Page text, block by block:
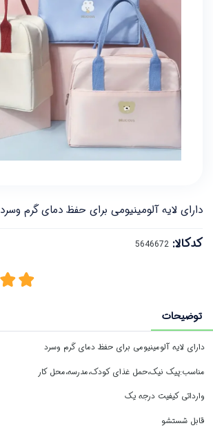
دارای لایه آلومینیومی برای حفظ دمای گرم وسرد
کدکالا:
توضیحات
دارای لایه آلومینیومی برای حفظ دمای گرم وسرد
مناسب:پیک نیک،حمل غذای کودک،مدرسه،محل کار
وارداتی کیفیت درجه یک
قابل شستشو